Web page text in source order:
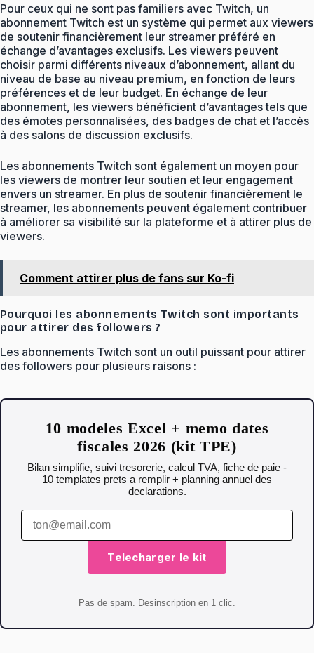
Pour ceux qui ne sont pas familiers avec Twitch, un
abonnement Twitch est un système qui permet aux viewers
de soutenir financièrement leur streamer préféré en
échange d’avantages exclusifs. Les viewers peuvent
choisir parmi différents niveaux d’abonnement, allant du
niveau de base au niveau premium, en fonction de leurs
préférences et de leur budget. En échange de leur
abonnement, les viewers bénéficient d’avantages tels que
des émotes personnalisées, des badges de chat et l’accès
à des salons de discussion exclusifs.
Les abonnements Twitch sont également un moyen pour
les viewers de montrer leur soutien et leur engagement
envers un streamer. En plus de soutenir financièrement le
streamer, les abonnements peuvent également contribuer
à améliorer sa visibilité sur la plateforme et à attirer plus de
viewers.
Comment attirer plus de fans sur Ko-fi
Pourquoi les abonnements Twitch sont importants
pour attirer des followers ?
Les abonnements Twitch sont un outil puissant pour attirer
des followers pour plusieurs raisons :
10 modeles Excel + memo dates
fiscales 2026 (kit TPE)
Bilan simplifie, suivi tresorerie, calcul TVA, fiche de paie -
10 templates prets a remplir + planning annuel des
declarations.
Telecharger le kit
Pas de spam. Desinscription en 1 clic.